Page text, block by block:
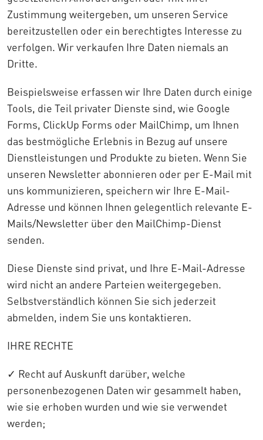
Zustimmung weitergeben, um unseren Service
bereitzustellen oder ein berechtigtes Interesse zu
verfolgen. Wir verkaufen Ihre Daten niemals an
Dritte.
Beispielsweise erfassen wir Ihre Daten durch einige
Tools, die Teil privater Dienste sind, wie Google
Forms, ClickUp Forms oder MailChimp, um Ihnen
das bestmögliche Erlebnis in Bezug auf unsere
Dienstleistungen und Produkte zu bieten. Wenn Sie
unseren Newsletter abonnieren oder per E-Mail mit
uns kommunizieren, speichern wir Ihre E-Mail-
Adresse und können Ihnen gelegentlich relevante E-
Mails/Newsletter über den MailChimp-Dienst
senden.
Diese Dienste sind privat, und Ihre E-Mail-Adresse
wird nicht an andere Parteien weitergegeben.
Selbstverständlich können Sie sich jederzeit
abmelden, indem Sie uns kontaktieren.
IHRE RECHTE
✓ Recht auf Auskunft darüber, welche
personenbezogenen Daten wir gesammelt haben,
wie sie erhoben wurden und wie sie verwendet
werden;